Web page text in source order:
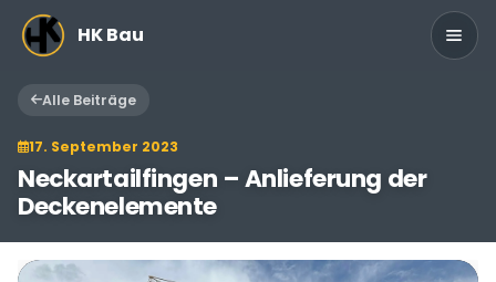
Zum Hauptinhalt springen
HK Bau
Alle Beiträge
17. September 2023
Neckartailfingen – Anlieferung der
Deckenelemente